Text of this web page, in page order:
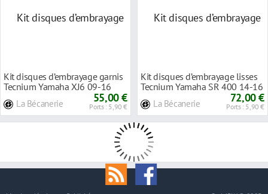
Kit disques d’embrayage garnis
Tecnium Yamaha XJ6 09-16
La Bécanerie 55,00 €
Ports : 5,90 €
Kit disques d’embrayage lisses
Tecnium Yamaha SR 400 14-16
La Bécanerie 72,00 €
Ports : 5,90 €